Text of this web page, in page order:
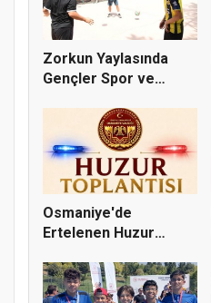
Zorkun Yaylasında
Gençler Spor ve
Osmaniye'de
Ertelenen Huzur